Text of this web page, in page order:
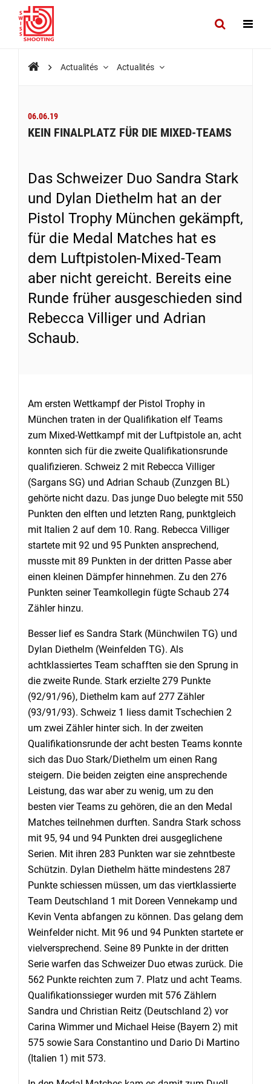
Actualités Actualités
06.06.19
KEIN FINALPLATZ FÜR DIE MIXED-TEAMS
Das Schweizer Duo Sandra Stark
und Dylan Diethelm hat an der
Pistol Trophy München gekämpft,
für die Medal Matches hat es
dem Luftpistolen-Mixed-Team
aber nicht gereicht. Bereits eine
Runde früher ausgeschieden sind
Rebecca Villiger und Adrian
Schaub.
Am ersten Wettkampf der Pistol Trophy in
München traten in der Qualifikation elf Teams
zum Mixed-Wettkampf mit der Luftpistole an, acht
konnten sich für die zweite Qualifikationsrunde
qualifizieren. Schweiz 2 mit Rebecca Villiger
(Sargans SG) und Adrian Schaub (Zunzgen BL)
gehörte nicht dazu. Das junge Duo belegte mit 550
Punkten den elften und letzten Rang, punktgleich
mit Italien 2 auf dem 10. Rang. Rebecca Villiger
startete mit 92 und 95 Punkten ansprechend,
musste mit 89 Punkten in der dritten Passe aber
einen kleinen Dämpfer hinnehmen. Zu den 276
Punkten seiner Teamkollegin fügte Schaub 274
Zähler hinzu.
Besser lief es Sandra Stark (Münchwilen TG) und
Dylan Diethelm (Weinfelden TG). Als
achtklassiertes Team schafften sie den Sprung in
die zweite Runde. Stark erzielte 279 Punkte
(92/91/96), Diethelm kam auf 277 Zähler
(93/91/93). Schweiz 1 liess damit Tschechien 2
um zwei Zähler hinter sich. In der zweiten
Qualifikationsrunde der acht besten Teams konnte
sich das Duo Stark/Diethelm um einen Rang
steigern. Die beiden zeigten eine ansprechende
Leistung, das war aber zu wenig, um zu den
besten vier Teams zu gehören, die an den Medal
Matches teilnehmen durften. Sandra Stark schoss
mit 95, 94 und 94 Punkten drei ausgeglichene
Serien. Mit ihren 283 Punkten war sie zehntbeste
Schützin. Dylan Diethelm hätte mindestens 287
Punkte schiessen müssen, um das viertklassierte
Team Deutschland 1 mit Doreen Vennekamp und
Kevin Venta abfangen zu können. Das gelang dem
Weinfelder nicht. Mit 96 und 94 Punkten startete er
vielversprechend. Seine 89 Punkte in der dritten
Serie warfen das Schweizer Duo etwas zurück. Die
562 Punkte reichten zum 7. Platz und acht Teams.
Qualifikationssieger wurden mit 576 Zählern
Sandra und Christian Reitz (Deutschland 2) vor
Carina Wimmer und Michael Heise (Bayern 2) mit
575 sowie Sara Constantino und Dario Di Martino
(Italien 1) mit 573.